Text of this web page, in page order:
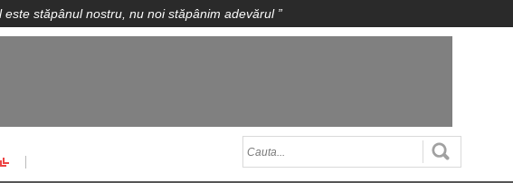
este stăpânul nostru, nu noi stăpânim adevărul”